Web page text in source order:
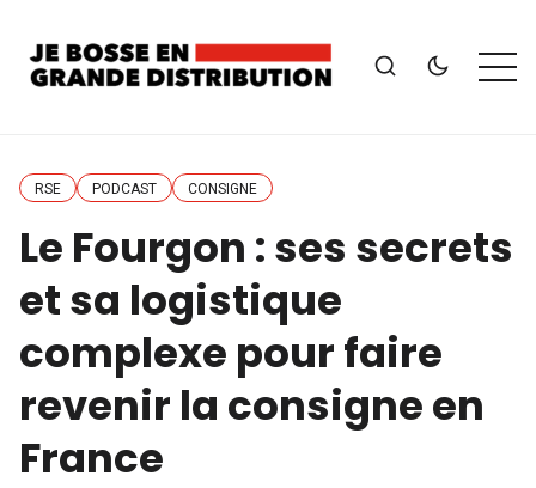
RSE PODCAST CONSIGNE
Le Fourgon : ses secrets
et sa logistique
complexe pour faire
revenir la consigne en
France